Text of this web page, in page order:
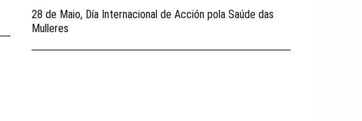
28 de Maio, Día Internacional de Acción pola Saúde das
Mulleres